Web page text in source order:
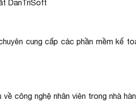
DanTriSoft
cung cấp các phần mềm kế
công nghệ nhân viên trong nhà